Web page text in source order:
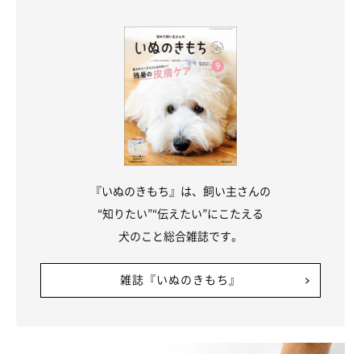
き出させようとするのはたいへん危険です。
インターネット上などで、オキシドールや塩水を使って吐かせる
方法が紹介されていることがありますが、絶対にやってはいけま
せん。オキシドールは、胃の粘膜がただれて激しい炎症を起こす
可能性もあり、オキシドールを使った催吐処置は動物病院でもほ
とんど推奨されていません。
また、塩水を使う方法も、犬が嘔吐するほど濃い濃度の塩水を飲
ませること自体、犬の体、とくに腎臓に害を及ぼす危険性があり
いずれにしても、飲み込んだものを吐き出させる「催吐処置」は
化する可能性があります。自然治癒は見込めないため、速やかに
『いぬのきもち』は、飼い主さんの
“知りたい”“伝えたい”にこたえる
犬のこと総合雑誌です。
雑誌『いぬのきもち』